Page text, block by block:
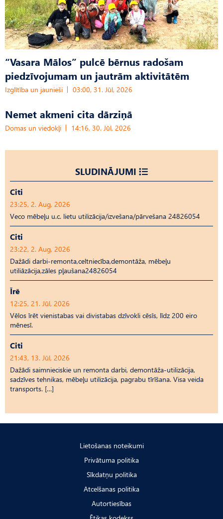
“Vasara Mālos” pulcē bērnus radošam
piedzīvojumam un jautrām aktivitātēm
Izglītība un jaunieši 03:00, 31. Jūl, 2026
Nemet akmeni cita dārziņā
Domas un viedokļi 14:16, 30. Jūl, 2026
SLUDINĀJUMI
Citi
23:25, 2. Aug, 2026
Veco mēbeļu u.c. lietu utilizācija/izvešana/pārvešana 24826054
Citi
23:22, 2. Aug, 2026
Dažādi darbi-remonta,celtniecība,demontāža, mēbeļu
utiliāzācija,zāles pļaušana24826054
Īrē
12:25, 21. Jūl, 2026
Vēlos īrēt vienistabas vai divistabas dzīvokli cēsīs, līdz 200 eiro
mēnesī.
Citi
21:43, 13. Jūl, 2026
Dažādi saimnieciskie un remonta darbi, demontāža-utilizācija,
sadzīves tehnikas, mēbeļu utilizācija, pagrabu tīrīšana. Visa veida
transports. […]
Lietošanas noteikumi
Privātuma politika
Sīkdatņu politika
Atcelšanas politika
Autortiesības